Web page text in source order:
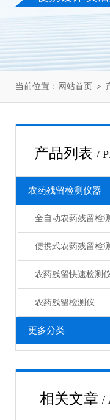
当前位置： 网站首页 ＞
产品列表 /
农药残留检测仪器
全自动农药残留检
便携式农药残留检
农药残留快速检测
农药残留检测仪
更多分类
相关文章 /